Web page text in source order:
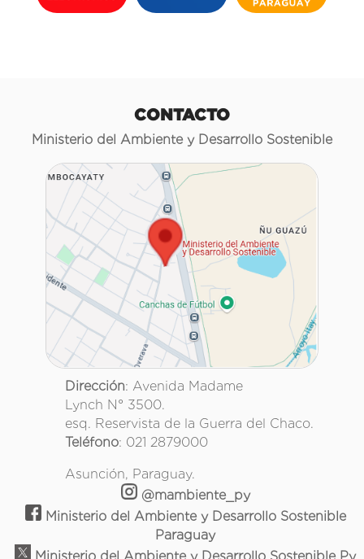
CONTACTO
Ministerio del Ambiente y Desarrollo Sostenible
Dirección: Avenida Madame
Lynch N° 3500.
esq. Reservista de la Guerra del Chaco.
Teléfono: 021 2879000
Asunción, Paraguay.
@mambiente_py
Ministerio del Ambiente y Desarrollo Sostenible
Paraguay